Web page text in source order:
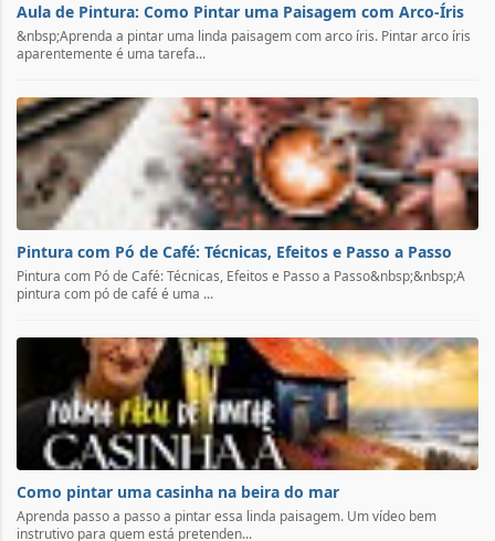
Aula de Pintura: Como Pintar uma Paisagem com Arco-Íris
&nbsp;Aprenda a pintar uma linda paisagem com arco íris. Pintar arco íris
aparentemente é uma tarefa...
Pintura com Pó de Café: Técnicas, Efeitos e Passo a Passo
Pintura com Pó de Café: Técnicas, Efeitos e Passo a Passo&nbsp;&nbsp;A
pintura com pó de café é uma ...
Como pintar uma casinha na beira do mar
Aprenda passo a passo a pintar essa linda paisagem. Um vídeo bem
instrutivo para quem está pretenden...